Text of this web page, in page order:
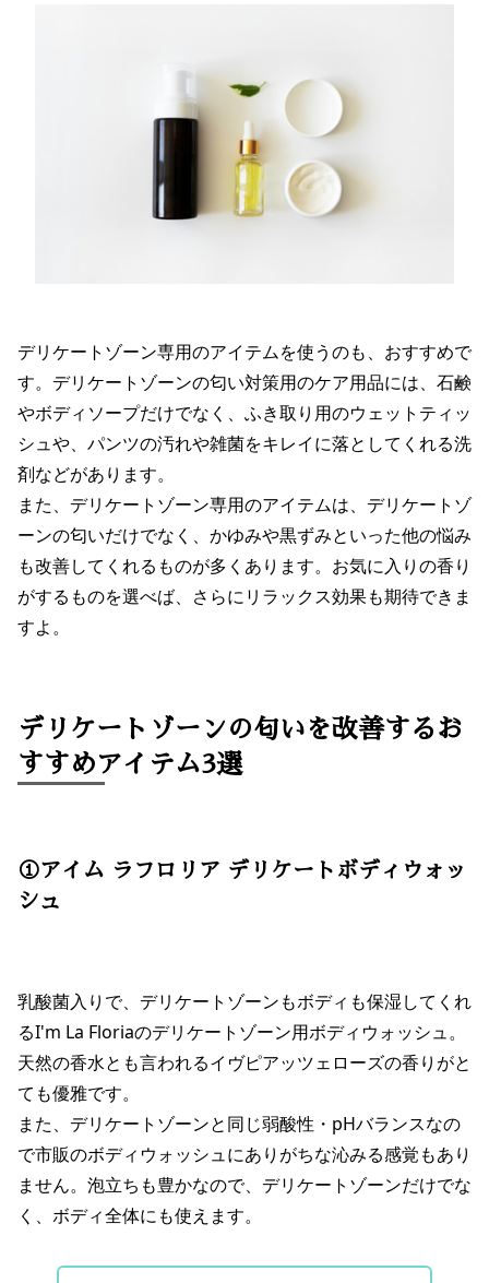
デリケートゾーン専用のアイテムを使うのも、おすすめで
す。デリケートゾーンの匂い対策用のケア用品には、石鹸
やボディソープだけでなく、ふき取り用のウェットティッ
シュや、パンツの汚れや雑菌をキレイに落としてくれる洗
剤などがあります。
また、デリケートゾーン専用のアイテムは、デリケートゾ
ーンの匂いだけでなく、かゆみや黒ずみといった他の悩み
も改善してくれるものが多くあります。お気に入りの香り
がするものを選べば、さらにリラックス効果も期待できま
すよ。
デリケートゾーンの匂いを改善するお
すすめアイテム3選
①アイム ラフロリア デリケートボディウォッ
シュ
乳酸菌入りで、デリケートゾーンもボディも保湿してくれ
るI'm La Floriaのデリケートゾーン用ボディウォッシュ。
天然の香水とも言われるイヴピアッツェローズの香りがと
ても優雅です。
また、デリケートゾーンと同じ弱酸性・pHバランスなの
で市販のボディウォッシュにありがちな沁みる感覚もあり
ません。泡立ちも豊かなので、デリケートゾーンだけでな
く、ボディ全体にも使えます。